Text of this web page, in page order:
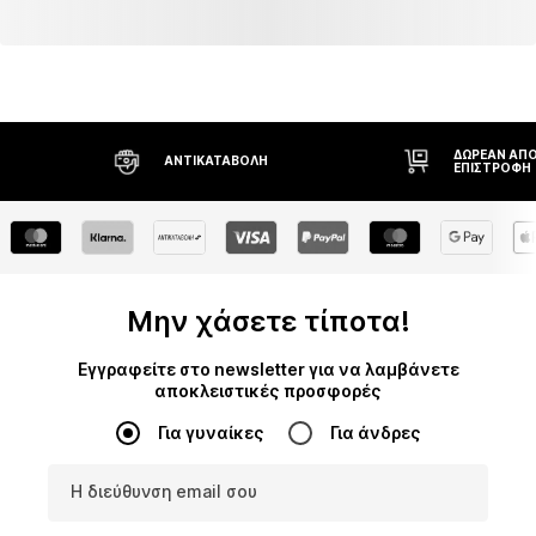
ΑΝΤΙΚΑΤΑΒΟΛΉ
ΔΩΡΕΆΝ
ΕΠΙΣΤΡΟΦΉ
Μην χάσετε τίποτα!
Εγγραφείτε στο newsletter για να λαμβάνετε
αποκλειστικές προσφορές
Για γυναίκες Για άνδρες
Η διεύθυνση email σου